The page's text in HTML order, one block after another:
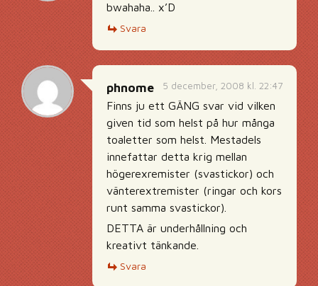
bwahaha.. x’D
Svara
5 december, 2008 kl. 22:47
phnome
Finns ju ett GÄNG svar vid vilken
given tid som helst på hur många
toaletter som helst. Mestadels
innefattar detta krig mellan
högerexremister (svastickor) och
vänterextremister (ringar och kors
runt samma svastickor).
DETTA är underhållning och
kreativt tänkande.
Svara